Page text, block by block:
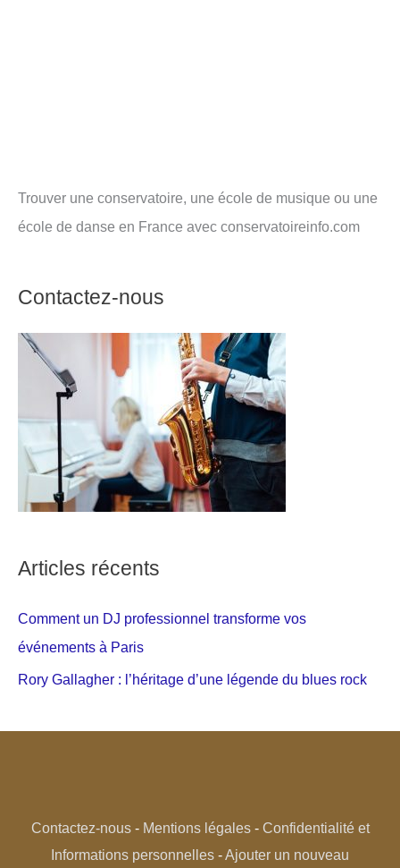
Trouver une conservatoire, une école de musique ou une
école de danse en France avec conservatoireinfo.com
Contactez-nous
Articles récents
Comment un DJ professionnel transforme vos
événements à Paris
Rory Gallagher : l’héritage d’une légende du blues rock
Contactez-nous- Mentions légales- Confidentialité et
Informations personnelles - Ajouter un nouveau